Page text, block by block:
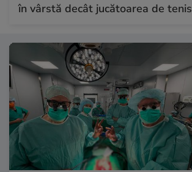
în vârstă decât jucătoarea de tenis